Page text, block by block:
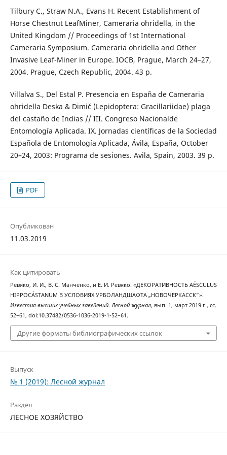
Tilbury C., Straw N.A., Evans H. Recent Establishment of
Horse Chestnut LeafMiner, Cameraria ohridella, in the
United Kingdom // Proceedings of 1st International
Cameraria Symposium. Cameraria ohridella and Other
Invasive Leaf-Miner in Europe. IOCB, Prague, March 24–27,
2004. Prague, Czech Republic, 2004. 43 p.
Villalva S., Del Estal P. Presencia en España de Cameraria
ohridella Deska & Dimič (Lepidoptera: Gracillariidae) plaga
del castaño de Indias // III. Congreso Nacionalde
Entomología Aplicada. IX. Jornadas científicas de la Sociedad
Española de Entomología Aplicada, Ávila, España, October
20–24, 2003: Programa de sesiones. Avila, Spain, 2003. 39 p.
PDF
Опубликован
11.03.2019
Как цитировать
Ревяко, И. И., В. С. Манченко, и Е. И. Ревяко. «ДЕКОРАТИВНОСТЬ AÉSCULUS
HIPPOCÁSTANUM В УСЛОВИЯХ УРБОЛАНДШАФТА „НОВОЧЕРКАССК“».
Известия высших учебных заведений. Лесной журнал, вып. 1, март 2019 г., сс.
52–61, doi:10.37482/0536-1036-2019-1-52–61.
Другие форматы библиографических ссылок
Выпуск
№ 1 (2019): Лесной журнал
Раздел
ЛЕСНОЕ ХОЗЯЙСТВО